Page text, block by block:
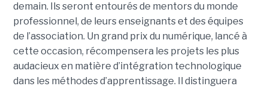
demain. Ils seront entourés de mentors du monde
professionnel, de leurs enseignants et des équipes
de l’association. Un grand prix du numérique, lancé à
cette occasion, récompensera les projets les plus
audacieux en matière d’intégration technologique
dans les méthodes d’apprentissage. Il distinguera